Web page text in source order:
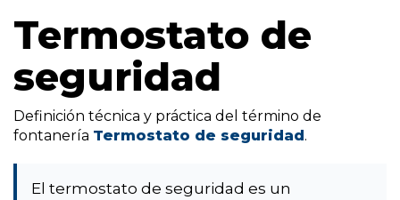
Termostato de
seguridad
Definición técnica y práctica del término de
fontanería Termostato de seguridad .
El termostato de seguridad es un